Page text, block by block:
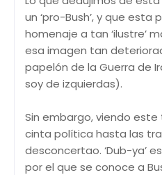
un ‘pro-Bush’, y que esta
homenaje a tan ‘ilustre’
esa imagen tan
papelón de la Guerra de
soy de izquierdas).
Sin embargo, viendo
cinta política hasta las
desconcertao. ‘Dub-ya’
por el que se conoce a